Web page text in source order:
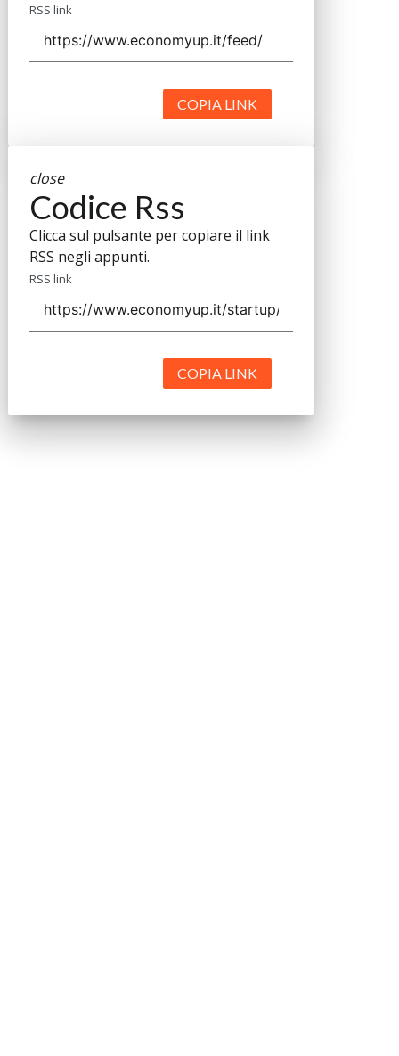
RSS link
COPIA LINK
close
Codice Rss
Clicca sul pulsante per copiare il link
RSS negli appunti.
RSS link
COPIA LINK